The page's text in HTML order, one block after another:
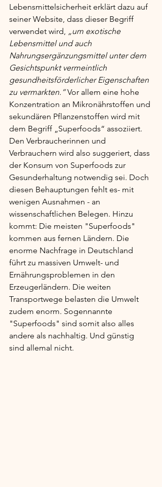
Lebensmittelsicherheit erklärt dazu auf
seiner Website, dass dieser Begriff
verwendet wird, „um exotische
Lebensmittel und auch
Nahrungsergänzungsmittel unter dem
Gesichtspunkt vermeintlich
gesundheitsförderlicher Eigenschaften
zu vermarkten.“ Vor allem eine hohe
Konzentration an Mikronährstoffen und
sekundären Pflanzenstoffen wird mit
dem Begriff „Superfoods“ assoziiert.
Den Verbraucherinnen und
Verbrauchern wird also suggeriert, dass
der Konsum von Superfoods zur
Gesunderhaltung notwendig sei. Doch
diesen Behauptungen fehlt es- mit
wenigen Ausnahmen - an
wissenschaftlichen Belegen. Hinzu
kommt: Die meisten "Superfoods"
kommen aus fernen Ländern. Die
enorme Nachfrage in Deutschland
führt zu massiven Umwelt- und
Ernährungsproblemen in den
Erzeugerländern. Die weiten
Transportwege belasten die Umwelt
zudem enorm. Sogennannte
"Superfoods" sind somit also alles
andere als nachhaltig. Und günstig
sind allemal nicht.